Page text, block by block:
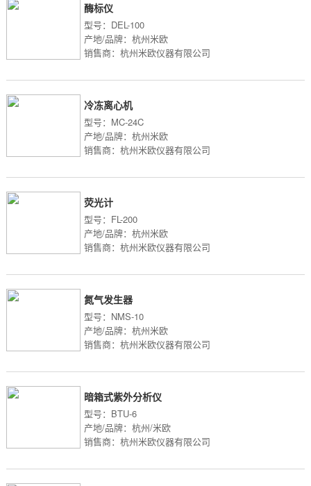
酶标仪
型号：DEL-100
产地/品牌：杭州米欧
销售商：杭州米欧仪器有限公司
冷冻离心机
型号：MC-24C
产地/品牌：杭州米欧
销售商：杭州米欧仪器有限公司
荧光计
型号：FL-200
产地/品牌：杭州米欧
销售商：杭州米欧仪器有限公司
氮气发生器
型号：NMS-10
产地/品牌：杭州米欧
销售商：杭州米欧仪器有限公司
暗箱式紫外分析仪
型号：BTU-6
产地/品牌：杭州/米欧
销售商：杭州米欧仪器有限公司